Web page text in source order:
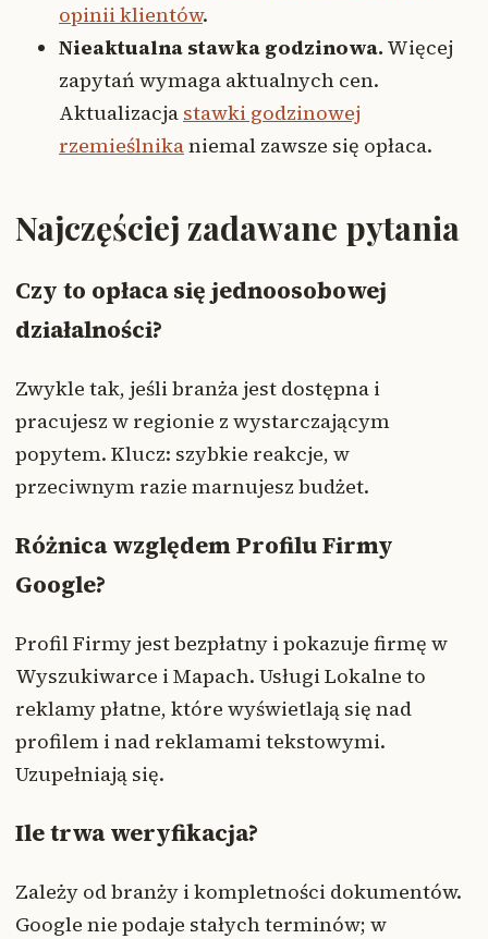
opinii klientów.
Nieaktualna stawka godzinowa. Więcej
zapytań wymaga aktualnych cen.
Aktualizacja stawki godzinowej
rzemieślnikaniemal zawsze się opłaca.
Najczęściej zadawane pytania
Czy to opłaca się jednoosobowej
działalności?
Zwykle tak, jeśli branża jest dostępna i
pracujesz w regionie z wystarczającym
popytem. Klucz: szybkie reakcje, w
przeciwnym razie marnujesz budżet.
Różnica względem Profilu Firmy
Google?
Profil Firmy jest bezpłatny i pokazuje firmę w
Wyszukiwarce i Mapach. Usługi Lokalne to
reklamy płatne, które wyświetlają się nad
profilem i nad reklamami tekstowymi.
Uzupełniają się.
Ile trwa weryfikacja?
Zależy od branży i kompletności dokumentów.
Google nie podaje stałych terminów; w